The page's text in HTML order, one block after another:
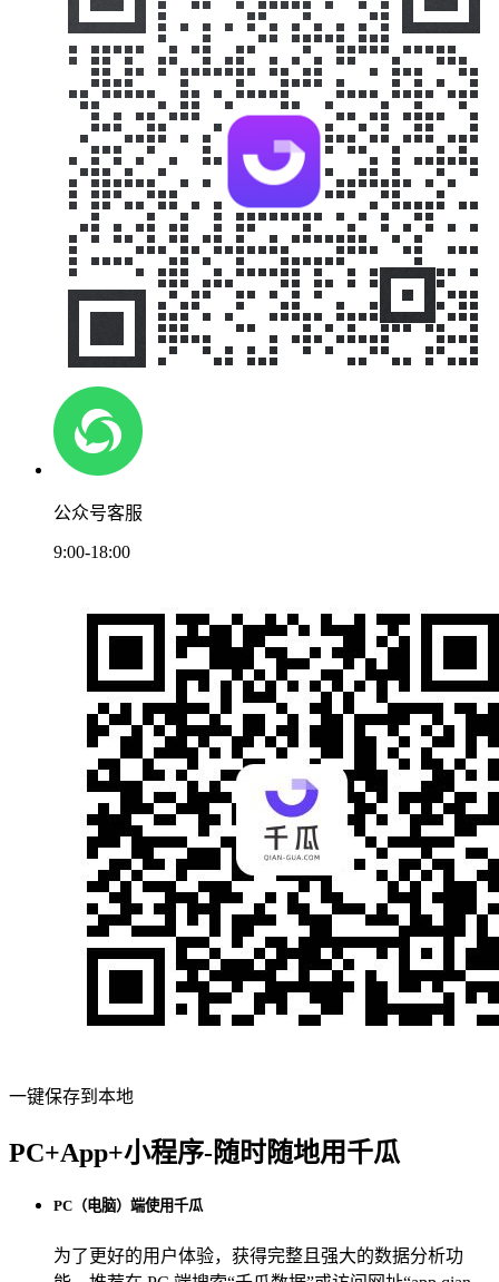
公众号客服
9:00-18:00
一键保存到本地
PC+App+小程序-随时随地用千瓜
PC（电脑）端使用千瓜
为了更好的用户体验，获得完整且强大的数据分析功